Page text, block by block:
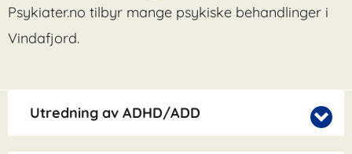
Psykiater.no tilbyr mange psykiske behandlinger i
Vindafjord.
Utredning av ADHD/ADD